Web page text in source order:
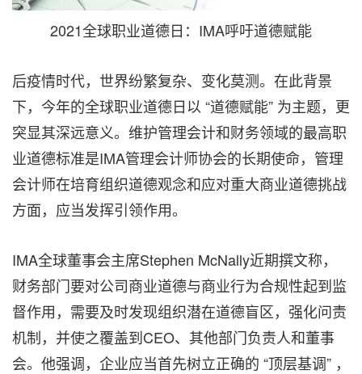
2021全球职业道德日：IMA呼吁道德赋能
后疫情时代，世界纷繁复杂、变化莫测。在此背景
下，今年的全球职业道德日以 “道德赋能” 为主题，更
突显其深远意义。维护管理会计和财务领域的最高职
业道德标准是IMA管理会计师协会的长期使命，管理
会计师在培育组织道德观念和应对重大商业道德挑战
方面，应当发挥引领作用。
IMA全球董事会主席Stephen McNally近期撰文称，
财务部门要对公司商业道德与商业行为合规性起到监
督作用，需要及时发现组织潜在道德盲区，强化问责
机制，并使之覆盖到CEO、其他部门负责人和董事
会。他强调，企业应当首先树立正确的 “顶层基调” ，